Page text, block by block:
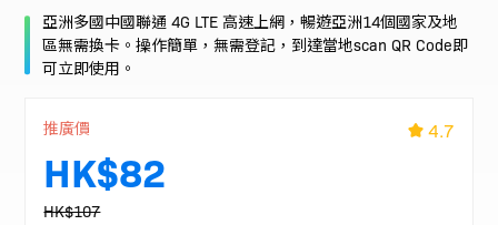
亞洲多國中國聯通 4G LTE 高速上網，暢遊亞洲14個國家及地
區無需換卡。操作簡單，無需登記，到達當地scan QR Code即
可立即使用。
推廣價
HK$82
HK$107
4.7